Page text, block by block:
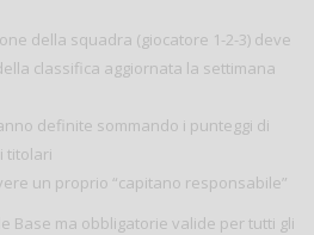
della squadra (giocatore 1-2-3) deve
classifica aggiornata la settimana
definite sommando i punteggi di
titolari
un proprio “capitano responsabile”
Base ma obbligatorie valide per tutti gli